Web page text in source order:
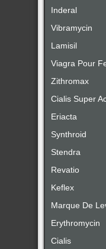
Inderal
Vibramycin
Lamisil
Viagra Pour
Zithromax
Cialis Super
Eriacta
Synthroid
Stendra
Revatio
Keflex
Marque De
Erythromycin
Cialis